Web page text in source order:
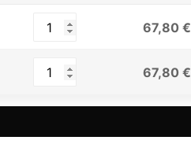
67,80 €
67,80 €